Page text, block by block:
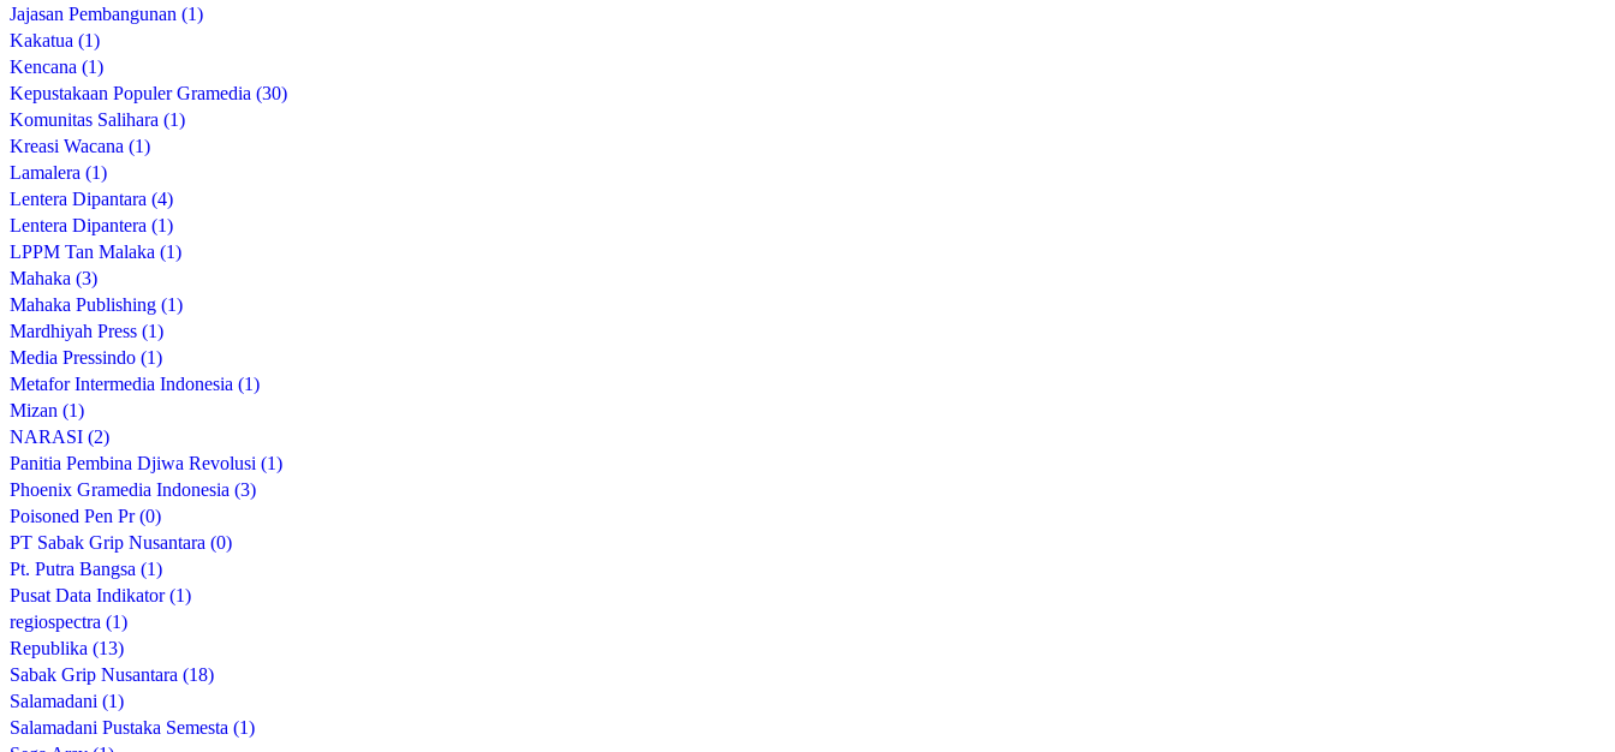
Jajasan Pembangunan (1)
Kakatua (1)
Kencana (1)
Kepustakaan Populer Gramedia (30)
Komunitas Salihara (1)
Kreasi Wacana (1)
Lamalera (1)
Lentera Dipantara (4)
Lentera Dipantera (1)
LPPM Tan Malaka (1)
Mahaka (3)
Mahaka Publishing (1)
Mardhiyah Press (1)
Media Pressindo (1)
Metafor Intermedia Indonesia (1)
Mizan (1)
NARASI (2)
Panitia Pembina Djiwa Revolusi (1)
Phoenix Gramedia Indonesia (3)
Poisoned Pen Pr (0)
PT Sabak Grip Nusantara (0)
Pt. Putra Bangsa (1)
Pusat Data Indikator (1)
regiospectra (1)
Republika (13)
Sabak Grip Nusantara (18)
Salamadani (1)
Salamadani Pustaka Semesta (1)